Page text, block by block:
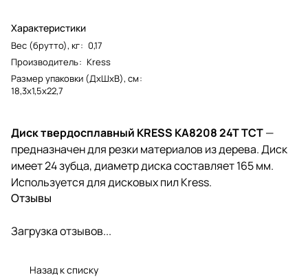
Характеристики
Вес (брутто), кг: 0,17
Производитель: Kress
Размер упаковки (ДxШxВ), см:
18,3x1,5x22,7
Диск твердосплавный KRESS KA8208 24T TCT—
предназначен для резки материалов из дерева. Диск
имеет 24 зубца, диаметр диска составляет 165 мм.
Используется для дисковых пил Kress.
Отзывы
Загрузка отзывов...
Назад к списку